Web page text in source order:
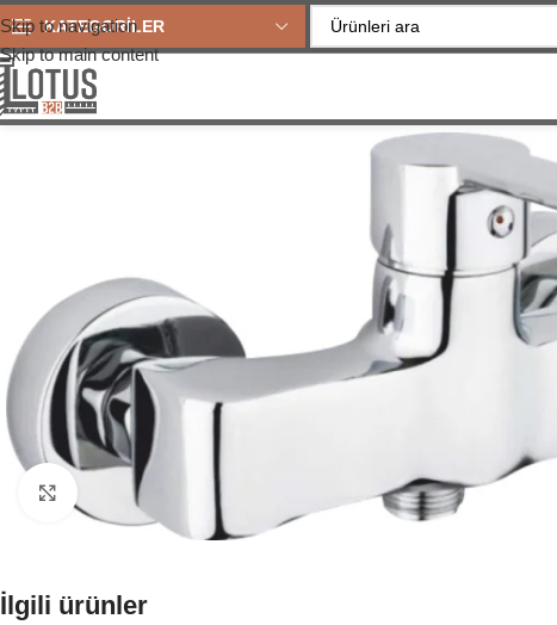
Skip to navigation
Skip to main content
KATEGORİLER
Büyütmek için tıklayın
İlgili ürünler